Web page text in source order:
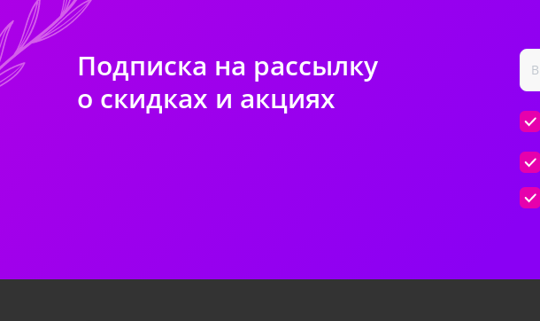
Подписка на рассылку
о скидках и акциях